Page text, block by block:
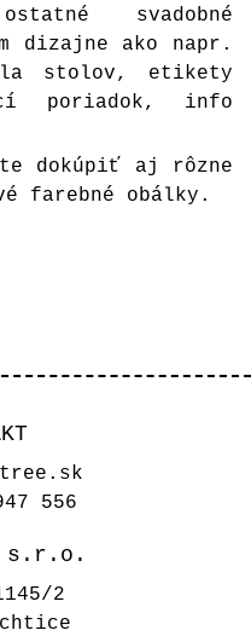
svadobné
dizajne ako napr.
stolov, etikety
poriadok, info
dokúpiť aj rôzne
farebné obálky .
556
s.r.o.
2